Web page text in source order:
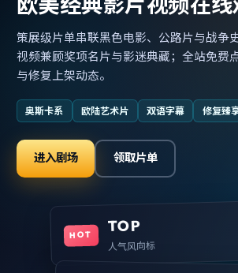
策展级片单串联黑色电影、公路片与战争
视频兼顾奖项名片与影迷典藏；全站免费
与修复上架动态。
奥斯卡系 欧陆艺术片 双语字幕 修复臻
进入剧场 领取片单
HOT TOP
人气风向标